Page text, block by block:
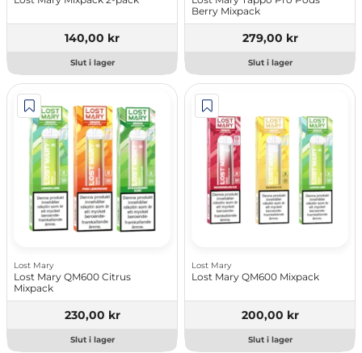
140,00 kr
Slut i lager
Berry Mixpack
279,00 kr
Slut i lager
Lost Mary
Lost Mary QM600 Citrus
Mixpack
230,00 kr
Slut i lager
Lost Mary
Lost Mary QM600 Mixpack
200,00 kr
Slut i lager